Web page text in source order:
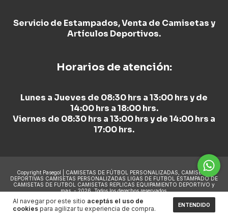
Al navegar por este sitio aceptás el uso de
cookies para agilizar tu experiencia de compra. ENTENDIDO
Servicio de Estampados, Venta de Camisetas y
Artículos Deportivos.
Horarios de atención:
Lunes a Jueves de 08:30 hrs a 13:00 hrs y de
14:00 hrs a 18:00 hrs.
Viernes de 08:30 hrs a 13:00 hrs y de 14:00 hrs a
17:00 hrs.
Copyright Pasegol | CAMISETAS DE FÚTBOL PERSONALIZADAS, CAMISETAS
DEPORTIVAS CAMISETAS PERSONALIZADAS LIGAS DE FUTBOL ESTAMPADO DE
CAMISETAS DE FUTBOL CAMISETAS REPLICAS EQUIPAMIENTO DEPORTIVO y
mas. - 2026. Todos los derechos reservados.